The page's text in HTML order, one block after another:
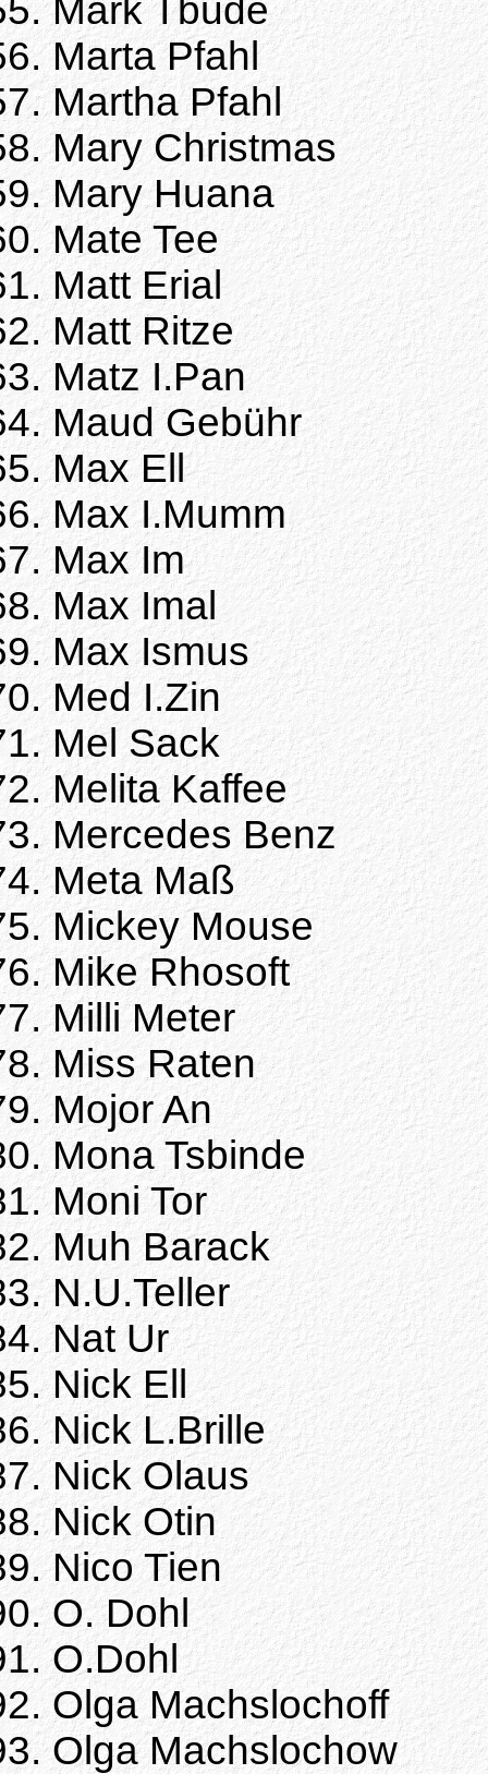
Mark Tbude
Marta Pfahl
Martha Pfahl
Mary Christmas
Mary Huana
Mate Tee
Matt Erial
Matt Ritze
Matz I.Pan
Maud Gebühr
Max Ell
Max I.Mumm
Max Im
Max Imal
Max Ismus
Med I.Zin
Mel Sack
Melita Kaffee
Mercedes Benz
Meta Maß
Mickey Mouse
Mike Rhosoft
Milli Meter
Miss Raten
Mojor An
Mona Tsbinde
Moni Tor
Muh Barack
N.U.Teller
Nat Ur
Nick Ell
Nick L.Brille
Nick Olaus
Nick Otin
Nico Tien
O. Dohl
O.Dohl
Olga Machslochoff
Olga Machslochow